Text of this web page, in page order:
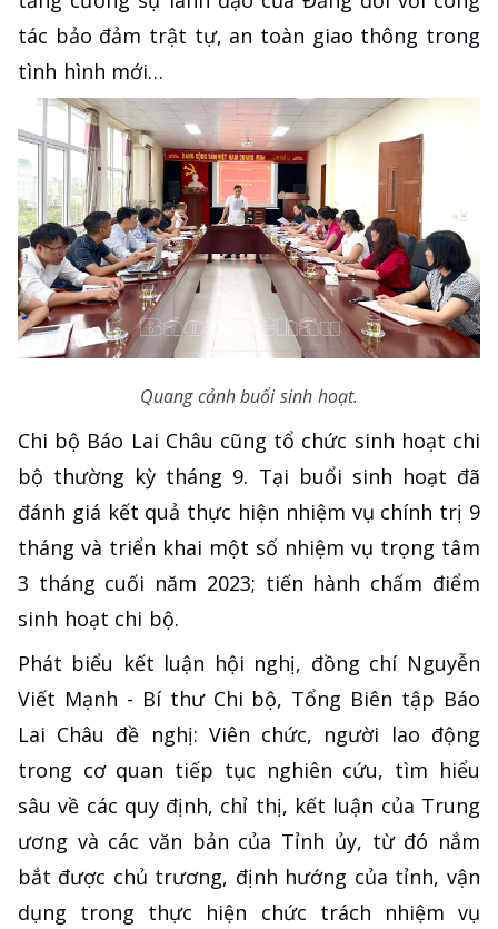
tác bảo đảm trật tự, an toàn giao thông trong
tình hình mới…
Quang cảnh buổi sinh hoạt.
Chi bộ Báo Lai Châu cũng tổ chức sinh hoạt chi
bộ thường kỳ tháng 9. Tại buổi sinh hoạt đã
đánh giá kết quả thực hiện nhiệm vụ chính trị 9
tháng và triển khai một số nhiệm vụ trọng tâm
3 tháng cuối năm 2023; tiến hành chấm điểm
sinh hoạt chi bộ.
Phát biểu kết luận hội nghị, đồng chí Nguyễn
Viết Mạnh - Bí thư Chi bộ, Tổng Biên tập Báo
Lai Châu đề nghị: Viên chức, người lao động
trong cơ quan tiếp tục nghiên cứu, tìm hiểu
sâu về các quy định, chỉ thị, kết luận của Trung
ương và các văn bản của Tỉnh ủy, từ đó nắm
bắt được chủ trương, định hướng của tỉnh, vận
dụng trong thực hiện chức trách nhiệm vụ